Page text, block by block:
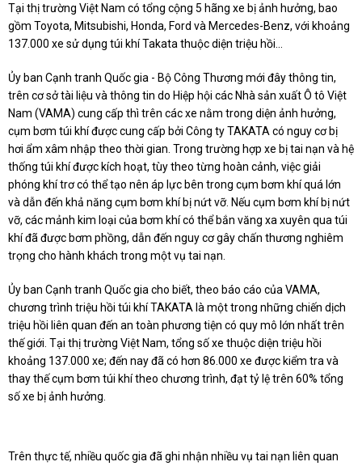
Tại thị trường Việt Nam có tổng cộng 5 hãng xe bị ảnh hưởng, bao
gồm Toyota, Mitsubishi, Honda, Ford và Mercedes-Benz, với khoảng
137.000 xe sử dụng túi khí Takata thuộc diện triệu hồi...
Ủy ban Cạnh tranh Quốc gia - Bộ Công Thương mới đây thông tin,
trên cơ sở tài liệu và thông tin do Hiệp hội các Nhà sản xuất Ô tô Việt
Nam (VAMA) cung cấp thì trên các xe nằm trong diện ảnh hưởng,
cụm bơm túi khí được cung cấp bởi Công ty TAKATA có nguy cơ bị
hơi ẩm xâm nhập theo thời gian. Trong trường hợp xe bị tai nạn và hệ
thống túi khí được kích hoạt, tùy theo từng hoàn cảnh, việc giải
phóng khí trơ có thể tạo nên áp lực bên trong cụm bơm khí quá lớn
và dẫn đến khả năng cụm bơm khí bị nứt vỡ. Nếu cụm bơm khí bị nứt
vỡ, các mảnh kim loại của bơm khí có thể bắn văng xa xuyên qua túi
khí đã được bơm phồng, dẫn đến nguy cơ gây chấn thương nghiêm
trọng cho hành khách trong một vụ tai nạn.
Ủy ban Cạnh tranh Quốc gia cho biết, theo báo cáo của VAMA,
chương trình triệu hồi túi khí TAKATA là một trong những chiến dịch
triệu hồi liên quan đến an toàn phương tiện có quy mô lớn nhất trên
thế giới. Tại thị trường Việt Nam, tổng số xe thuộc diện triệu hồi
khoảng 137.000 xe; đến nay đã có hơn 86.000 xe được kiểm tra và
thay thế cụm bơm túi khí theo chương trình, đạt tỷ lệ trên 60% tổng
số xe bị ảnh hưởng.
Trên thực tế, nhiều quốc gia đã ghi nhận nhiều vụ tai nạn liên quan